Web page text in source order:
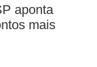
aponta
mais